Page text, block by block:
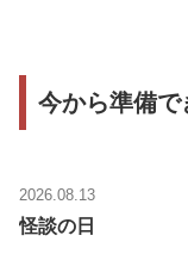
今から準備
2026.08.13
怪談の日